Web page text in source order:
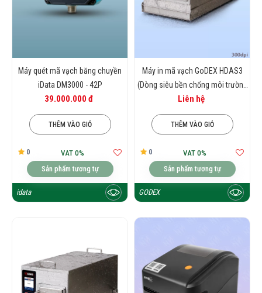
Máy quét mã vạch băng chuyền
iData DM3000 - 42P
39.000.000 đ
THÊM VÀO GIỎ
0
VAT 0%
Sản phẩm tương tự
idata
Máy in mã vạch GoDEX HDAS3
(Dòng siêu bền chống môi trường
khắc nghiệt)
Liên hệ
THÊM VÀO GIỎ
0
VAT 0%
Sản phẩm tương tự
GODEX